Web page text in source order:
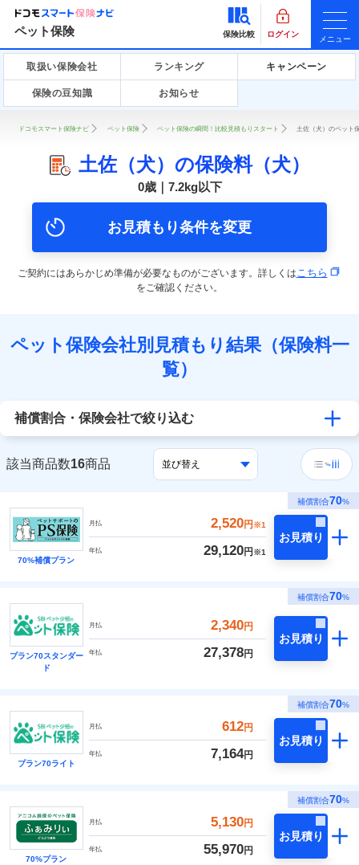
ペット保険 保険比較 ログイン
メニュー
取扱い保険会社 ランキング キャンペーン
保険の豆知識 お知らせ
ドコモスマート保険ナビ ペット保険 ペット保険の瞬間！比較見積もりスタート 土佐（犬）のペット
土佐（犬）の保険料（犬）
0歳｜7.2kg以下
お見積もり条件を変更
ご契約にはあらかじめ準備が必要なものがございます。詳しくはこちら
をご確認ください。
ペット保険会社別見積もり結果（保険料一
覧）
補償割合・保険会社で絞り込む
該当商品数16商品
補償割合70%
70%補償プラン
月払 2,520円 ※1
年払 29,120円 ※1
お見積り
補償割合70%
プラン70スタンダー
ド
月払 2,340円
年払 27,378円
お見積り
補償割合70%
プラン70ライト
月払 612円
年払 7,164円
お見積り
補償割合70%
70%プラン
月払 5,130円
年払 55,970円
お見積り